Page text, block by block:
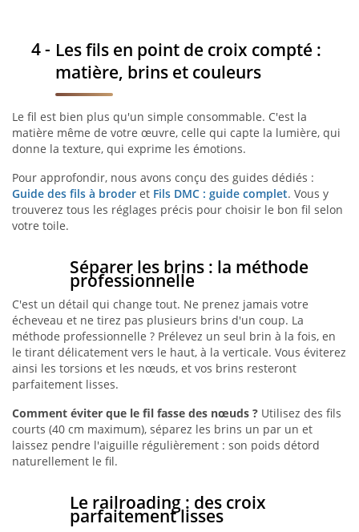
Les fils en point de croix compté :
matière, brins et couleurs
Le fil est bien plus qu'un simple consommable. C'est la
matière même de votre œuvre, celle qui capte la lumière, qui
donne la texture, qui exprime les émotions.
Pour approfondir, nous avons conçu des guides dédiés :
Guide des fils à broder et Fils DMC : guide complet. Vous y
trouverez tous les réglages précis pour choisir le bon fil selon
votre toile.
Séparer les brins : la méthode
professionnelle
C'est un détail qui change tout. Ne prenez jamais votre
écheveau et ne tirez pas plusieurs brins d'un coup. La
méthode professionnelle ? Prélevez un seul brin à la fois, en
le tirant délicatement vers le haut, à la verticale. Vous éviterez
ainsi les torsions et les nœuds, et vos brins resteront
parfaitement lisses.
Comment éviter que le fil fasse des nœuds ? Utilisez des fils
courts (40 cm maximum), séparez les brins un par un et
laissez pendre l'aiguille régulièrement : son poids détord
naturellement le fil.
Le railroading : des croix
parfaitement lisses